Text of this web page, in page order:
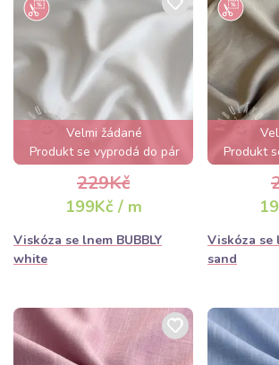
Velmi žádané
Produkt se vyprodá do pár
hodin
229Kč
199Kč / m
Viskóza se lnem BUBBLY
white
Produkt
Viskóza se
sand